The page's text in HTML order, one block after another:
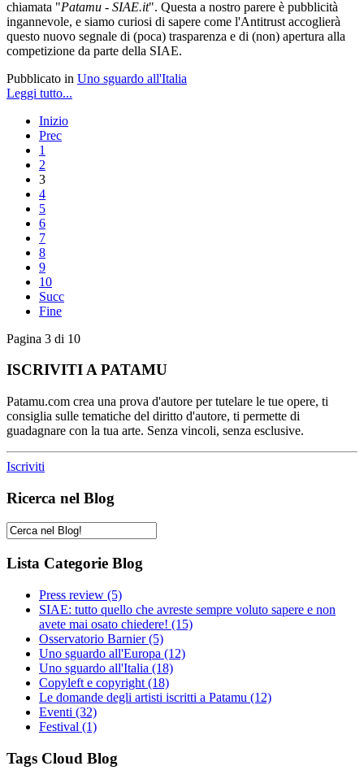
chiamata "Patamu - SIAE.it". Questa a nostro parere è pubblicità
ingannevole, e siamo curiosi di sapere come l'Antitrust accoglierà
questo nuovo segnale di (poca) trasparenza e di (non) apertura alla
competizione da parte della SIAE.
Pubblicato in Uno sguardo all'Italia
Leggi tutto...
Inizio
Prec
1
2
3
4
5
6
7
8
9
10
Succ
Fine
Pagina 3 di 10
ISCRIVITI A PATAMU
Patamu.com crea una prova d'autore per tutelare le tue opere, ti
consiglia sulle tematiche del diritto d'autore, ti permette di
guadagnare con la tua arte. Senza vincoli, senza esclusive.
Iscriviti
Ricerca nel Blog
Lista Categorie Blog
Press review (5)
SIAE: tutto quello che avreste sempre voluto sapere e non
avete mai osato chiedere! (15)
Osservatorio Barnier(5)
Uno sguardo all'Europa (12)
Uno sguardo all'Italia (18)
Copyleft e copyright (18)
Le domande degli artisti iscritti a Patamu (12)
Eventi (32)
Festival (1)
Tags Cloud Blog